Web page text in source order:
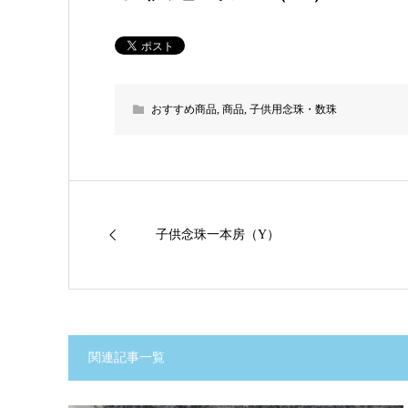
おすすめ商品, 商品, 子供用念珠・数珠
子供念珠一本房（Y）
関連記事一覧